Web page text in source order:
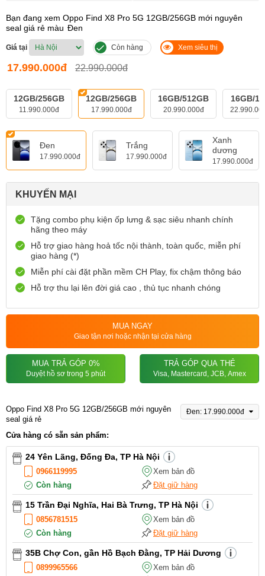
Bạn đang xem Oppo Find X8 Pro 5G 12GB/256GB mới nguyên
seal giá rẻ màu Đen
Giá tại Còn hàng Xem siêu thị
17.990.000đ 22.990.000đ
12GB/256GB
11.990.000đ
12GB/256GB
17.990.000đ
16GB/512GB
20.990.000đ
16GB/
Đen
17.990.000đ
Trắng
17.990.000đ
Xanh
dương
17.990.000đ
KHUYẾN MẠI
Tặng combo phụ kiện ốp lưng & sạc siêu nhanh chính
hãng theo máy
Hỗ trợ giao hàng hoả tốc nội thành, toàn quốc, miễn phí
giao hàng (*)
Miễn phí cài đặt phần mềm CH Play, fix chậm thông báo
Hỗ trợ thu lại lên đời giá cao , thủ tục nhanh chóng
MUA NGAY
Giao tận nơi hoặc nhận tại cửa hàng
MUA TRẢ GÓP 0%
Duyệt hồ sơ trong 5 phút
TRẢ GÓP QUA THẺ
Visa, Mastercard, JCB, Amex
Oppo Find X8 Pro 5G 12GB/256GB mới nguyên
seal giá rẻ
Đen: 17.990.000đ
Cửa hàng có sẵn sản phẩm:
24 Yên Lãng, Đống Đa, TP Hà Nội
0966119995
Xem bản đồ
Còn hàng
Đặt giữ hàng
15 Trần Đại Nghĩa, Hai Bà Trưng, TP Hà Nội
0856781515
Xem bản đồ
Còn hàng
Đặt giữ hàng
35B Chợ Con, gần Hồ Bạch Đằng, TP Hải Dương
0899965566
Xem bản đồ